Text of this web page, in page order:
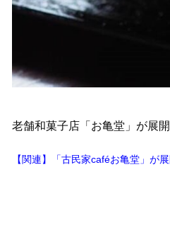
老舗和菓子店「お亀堂」が展
【関連】「古民家caféお亀堂」が